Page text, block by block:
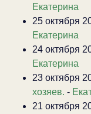
Екатерина
25 октября
Екатерина
24 октября
Екатерина
23 октября
хозяев. -
21 октября